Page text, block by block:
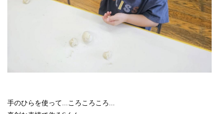
手のひらを使って...ころころころ...